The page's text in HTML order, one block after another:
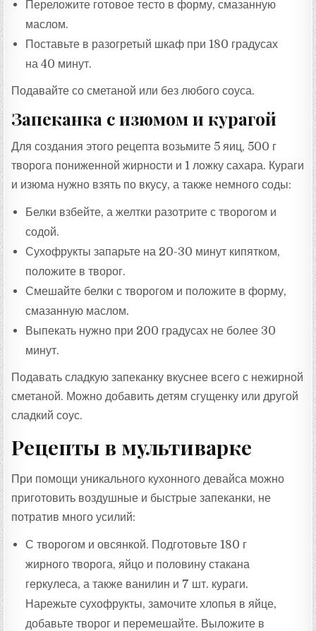
Переложите готовое тесто в форму, смазанную
маслом.
Поставьте в разогретый шкаф при 180 градусах
на 40 минут.
Подавайте со сметаной или без любого соуса.
Запеканка с изюмом и курагой
Для создания этого рецепта возьмите 5 яиц, 500 г
творога пониженной жирности и 1 ложку сахара. Кураги
и изюма нужно взять по вкусу, а также немного соды:
Белки взбейте, а желтки разотрите с творогом и
содой.
Сухофрукты запарьте на 20-30 минут кипятком,
положите в творог.
Смешайте белки с творогом и положите в форму,
смазанную маслом.
Выпекать нужно при 200 градусах не более 30
минут.
Подавать сладкую запеканку вкуснее всего с нежирной
сметаной. Можно добавить детям сгущенку или другой
сладкий соус.
Рецепты в мультиварке
При помощи уникального кухонного девайса можно
приготовить воздушные и быстрые запеканки, не
потратив много усилий:
С творогом и овсянкой. Подготовьте 180 г
жирного творога, яйцо и половину стакана
геркулеса, а также ванилин и 7 шт. кураги.
Нарежьте сухофрукты, замочите хлопья в яйце,
добавьте творог и перемешайте. Выложите в